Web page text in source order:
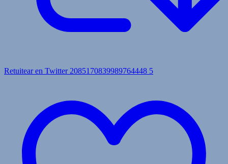
Retuitear en Twitter 2085170839989764448 5